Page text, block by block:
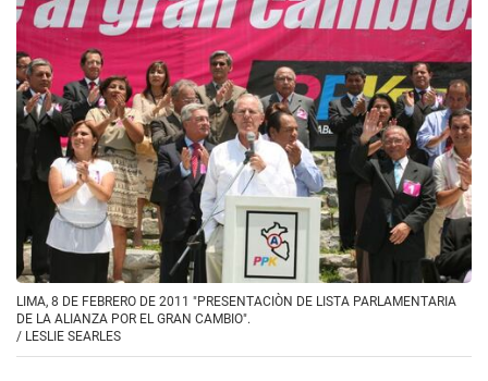
LIMA, 8 DE FEBRERO DE 2011 "PRESENTACIÒN DE LISTA PARLAMENTARIA
DE LA ALIANZA POR EL GRAN CAMBIO".
/ LESLIE SEARLES